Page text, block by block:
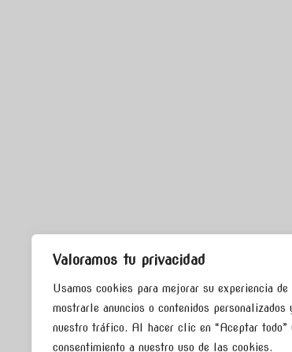
Valoramos tu privacidad
Usamos cookies para mejorar su experiencia de
mostrarle anuncios o contenidos personalizados
nuestro tráfico. Al hacer clic en “Aceptar todo”
consentimiento a nuestro uso de las cookies.